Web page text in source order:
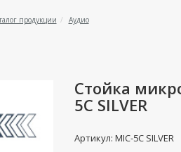
продукции Аудио
Стойка
5C SILVER
Артикул: MIC-5C SILVER